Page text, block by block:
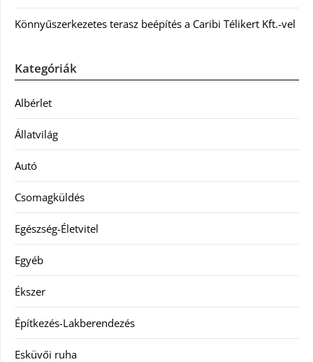
Könnyűszerkezetes terasz beépítés a Caribi Télikert Kft.-vel
Kategóriák
Albérlet
Állatvilág
Autó
Csomagküldés
Egészség-Életvitel
Egyéb
Ékszer
Építkezés-Lakberendezés
Esküvői ruha